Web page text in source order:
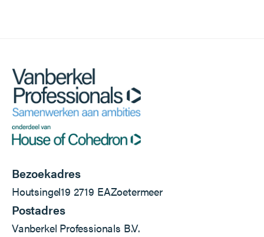
Bezoekadres
Houtsingel19 2719 EAZoetermeer
Postadres
Vanberkel Professionals B.V.